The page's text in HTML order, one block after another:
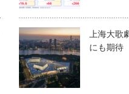
上海大
にも期待